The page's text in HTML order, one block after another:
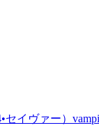
セイヴァー）